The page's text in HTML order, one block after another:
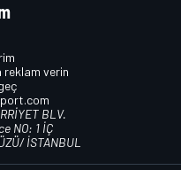
verin
BLV.
NO: 1 İÇ
İSTANBUL